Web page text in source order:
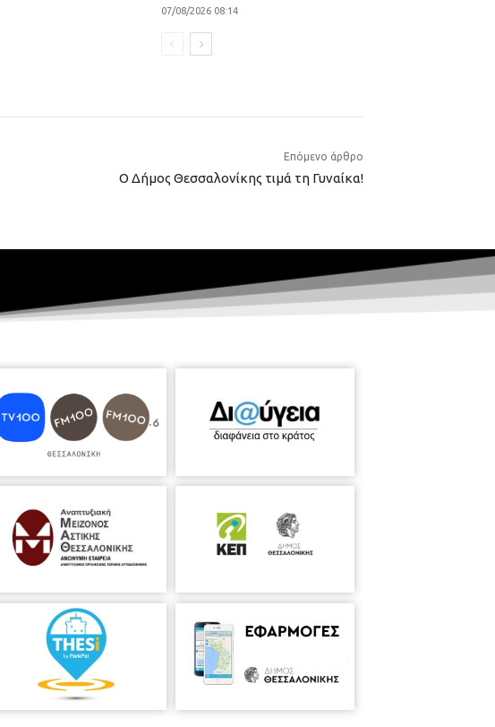
07/08/2026 08:14
Επόμενο άρθρο
Ο Δήμος Θεσσαλονίκης τιμά τη Γυναίκα!